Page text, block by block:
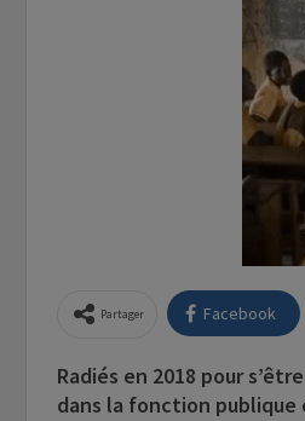
Partager Facebook
Radiés en 2018 pour
dans la fonction publique